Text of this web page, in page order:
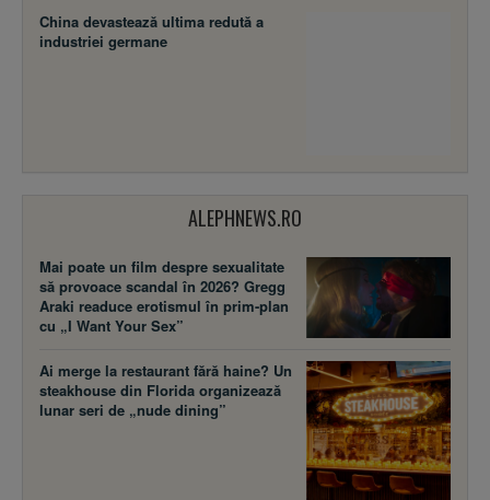
China devastează ultima redută a
industriei germane
ALEPHNEWS.RO
Mai poate un film despre sexualitate
să provoace scandal în 2026? Gregg
Araki readuce erotismul în prim-plan
cu „I Want Your Sex”
Ai merge la restaurant fără haine? Un
steakhouse din Florida organizează
lunar seri de „nude dining”